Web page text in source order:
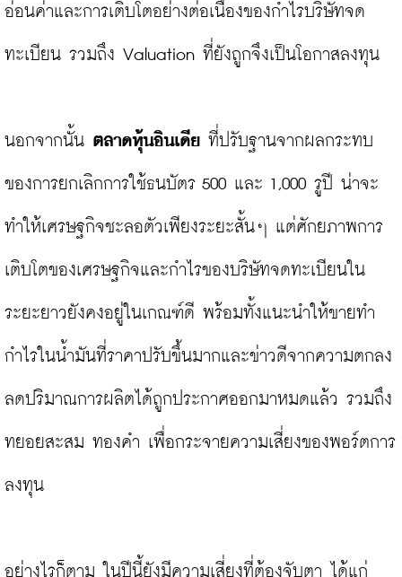
อ่อนค่าและการเติบโตอย่างต่อเนื่องของกำไรบริษัทจด
ทะเบียน รวมถึง Valuation ที่ยังถูกจึงเป็นโอกาสลงทุน
นอกจากนั้น ตลาดหุ้นอินเดีย ที่ปรับฐานจากผลกระทบ
ของการยกเลิกการใช้ธนบัตร 500 และ 1,000 รูปี น่าจะ
ทำให้เศรษฐกิจชะลอตัวเพียงระยะสั้นๆ แต่ศักยภาพการ
เติบโตของเศรษฐกิจและกำไรของบริษัทจดทะเบียนใน
ระยะยาวยังคงอยู่ในเกณฑ์ดี พร้อมทั้งแนะนำให้ขายทำ
กำไรในน้ำมันที่ราคาปรับขึ้นมากและข่าวดีจากความตกลง
ลดปริมาณการผลิตได้ถูกประกาศออกมาหมดแล้ว รวมถึง
ทยอยสะสม ทองคำ เพื่อกระจายความเสี่ยงของพอร์ตการ
ลงทุน
อย่างไรก็ตาม ในปีนี้ยังมีความเสี่ยงที่ต้องจับตา ได้แก่